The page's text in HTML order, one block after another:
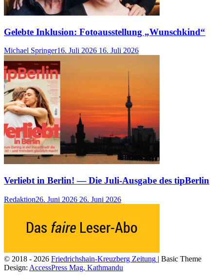
Gelebte Inklusion: Fotoausstellung „Wunschkind“
Michael Springer16. Juli 2026 16. Juli 2026
Verliebt in Berlin! — Die Juli-Ausgabe des tipBerlin
Redaktion26. Juni 2026 26. Juni 2026
© 2018 - 2026 Friedrichshain-Kreuzberg Zeitung | Basic Theme
Design: AccessPress Mag, Kathmandu